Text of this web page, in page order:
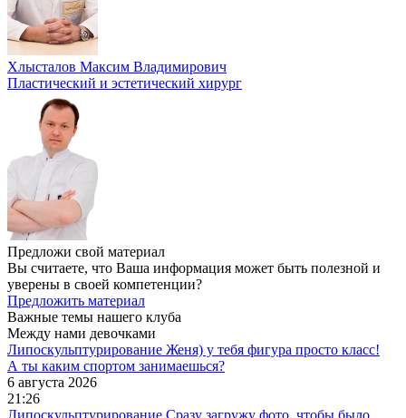
Хлысталов Максим Владимирович
Пластический и эстетический хирург
Предложи свой материал
Вы считаете, что Ваша информация может быть полезной и
уверены в своей компетенции?
Предложить материал
Важные темы нашего клуба
Между нами девочками
Липоскульптурирование Женя) у тебя фигура просто класс!
А ты каким спортом занимаешься?
6 августа 2026
21:26
Липоскульптурирование Сразу загружу фото, чтобы было